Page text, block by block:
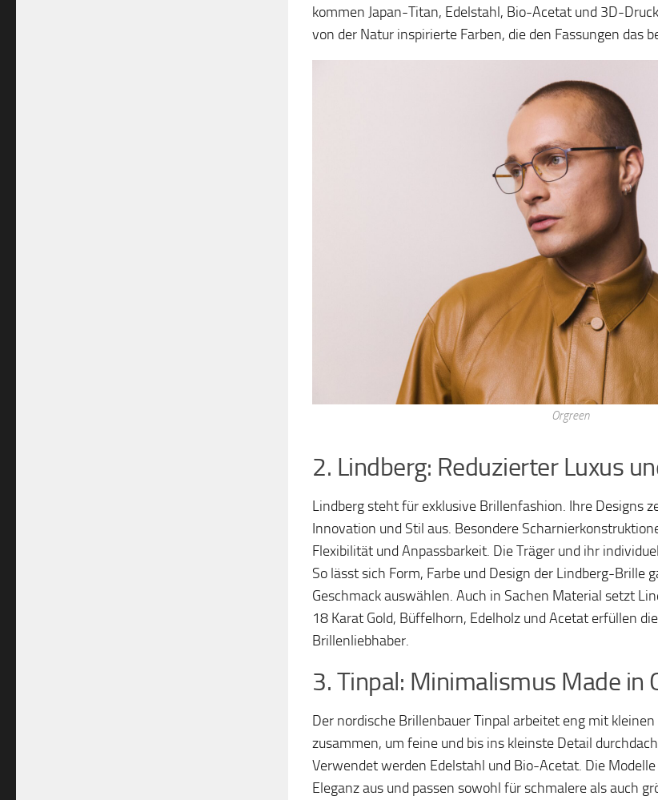
kommen Japan-Titan, Edelstahl, Bio-Acetat und 3D-
von der Natur inspirierte Farben, die den Fassungen das
Orgreen
2. Lindberg: Reduzierter Luxus
Lindberg steht für exklusive Brillenfashion. Ihre Designs
Innovation und Stil aus. Besondere
Flexibilität und Anpassbarkeit. Die Träger und ihr
So lässt sich Form, Farbe und Design der Lindberg-Brille
Geschmack auswählen. Auch in Sachen Material setzt
18 Karat Gold, Büffelhorn, Edelholz und Acetat erfüllen
Brillenliebhaber.
3. Tinpal: Minimalismus Made in
Der nordische Brillenbauer Tinpal arbeitet eng mit
zusammen, um feine und bis ins kleinste Detail
Verwendet werden Edelstahl und Bio-Acetat. Die
Eleganz aus und passen sowohl für schmalere als auch